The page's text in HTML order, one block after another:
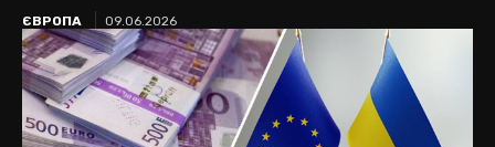
ЄВРОПА 09.06.2026